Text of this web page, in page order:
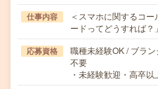
仕事内容
＜スマホに関するコ
ードってどうすれば
応募資格
職種未経験OK / ブラ
不要
・未経験歓迎・高卒以